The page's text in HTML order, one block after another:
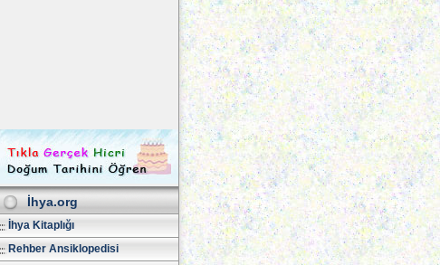
İhya.org
İhya Kitaplığı
Rehber Ansiklopedisi